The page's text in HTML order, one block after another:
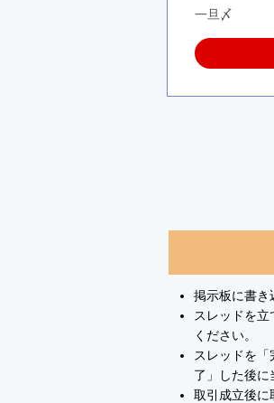
一旦〆
掲示板に書き
スレッドを
ください。
スレッドを
了」した後に
取引成立後に